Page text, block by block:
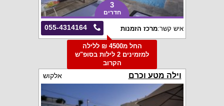
3
חדרים
055-4314164 איש קשר:מרכז הזמנות
החל מ4500 ₪ ללילה
למזמינים 2 לילות בסופ"ש
הקרוב
וילה מטע וכרם אלקוש